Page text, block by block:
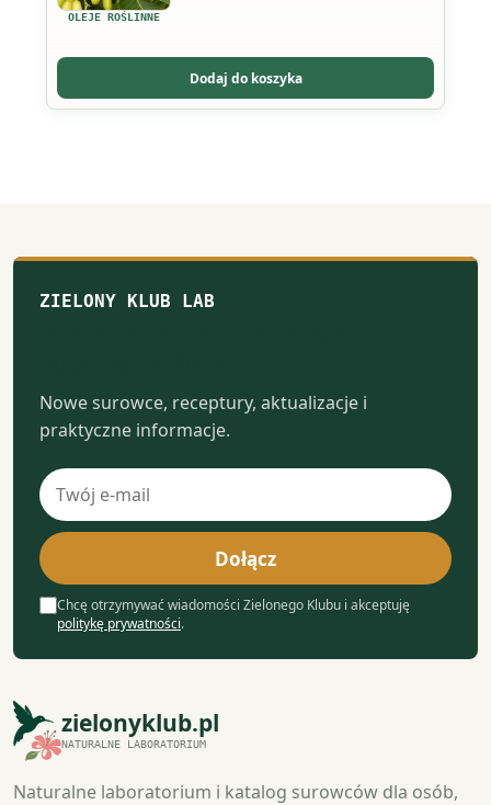
OLEJE ROŚLINNE
Dodaj do koszyka
wariantów.
można
wybrać
ZIELONY KLUB LAB
Nowe surowce, receptury, aktualizacje i
praktyczne informacje.
Adres
e-
mail
Dołącz
Chcę otrzymywać wiadomości Zielonego Klubu i akceptuję
politykę prywatności.
zielonyklub.pl
NATURALNE LABORATORIUM
Naturalne laboratorium i katalog surowców dla osób,